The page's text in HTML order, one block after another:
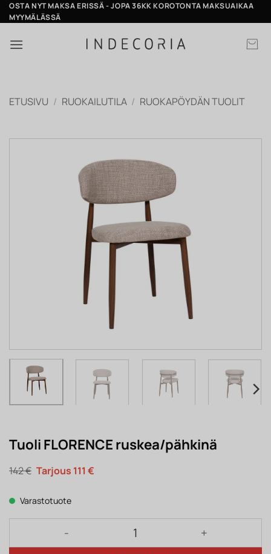
Skip
to
OSTA NYT MAKSA ERISSÄ - JOPA 36KK KOROTONTA MAKSUAIKAA
MYYMÄLÄSSÄ
ETUSIVU / RUOKAILUTILA / RUOKAPÖYDÄN TUOLIT
Tuoli FLORENCE ruskea/pähkinä
142€ Alkuperäinen
hinta
142 €.
111 €Nykyinen
Varastotuote
Tuoli FLORENCE ruskea/pähkinä määrä